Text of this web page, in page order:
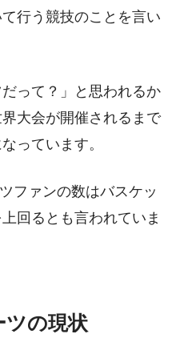
行う競技のことを言い
って？」と思われるか
大会が開催されるまで
っています。
ファンの数はバスケッ
回るとも言われていま
ツの現状